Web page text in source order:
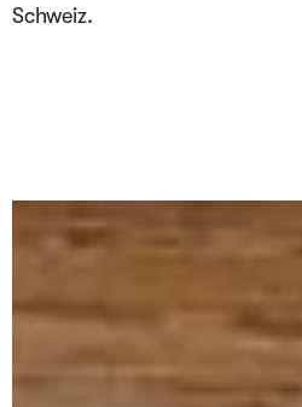
Schweiz.